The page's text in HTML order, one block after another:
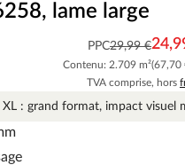
lame large
PPC29,99 €
Contenu: 2.709 m²(67,70
TVA comprise, hors
XL : grand format, impact visuel